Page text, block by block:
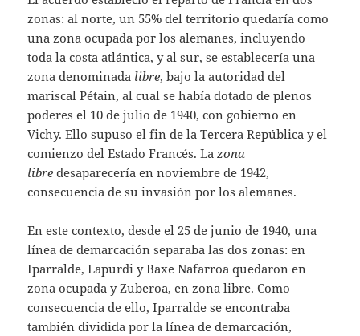
zonas: al norte, un 55% del territorio quedaría como
una zona ocupada por los alemanes, incluyendo
toda la costa atlántica, y al sur, se establecería una
zona denominada libre, bajo la autoridad del
mariscal Pétain, al cual se había dotado de plenos
poderes el 10 de julio de 1940, con gobierno en
Vichy. Ello supuso el fin de la Tercera República y el
comienzo del Estado Francés. Lazona
libre desaparecería en noviembre de 1942,
consecuencia de su invasión por los alemanes.
En este contexto, desde el 25 de junio de 1940, una
línea de demarcación separaba las dos zonas: en
Iparralde, Lapurdi y Baxe Nafarroa quedaron en
zona ocupada y Zuberoa, en zona libre. Como
consecuencia de ello, Iparralde se encontraba
también dividida por la línea de demarcación,